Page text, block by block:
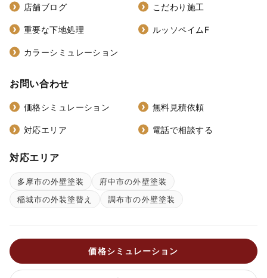
店舗ブログ こだわり施工
重要な下地処理 ルッソペイムF
カラーシミュレーション
お問い合わせ
価格シミュレーション 無料見積依頼
対応エリア 電話で相談する
対応エリア
多摩市の外壁塗装
府中市の外壁塗装
稲城市の外装塗替え
調布市の外壁塗装
価格シミュレーション